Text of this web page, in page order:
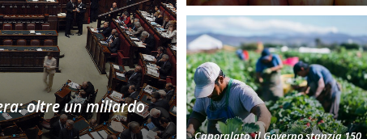
oltre un miliardo
Caporalato, il Governo stanzia 150